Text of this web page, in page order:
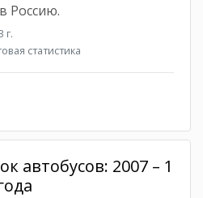
Россию.
г.
статистика
автобусов: 2007 – 1